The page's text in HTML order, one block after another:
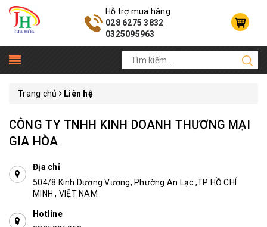
Hỗ trợ mua hàng
028 6275 3832
0325095963
Trang chủ Liên hệ
CÔNG TY TNHH KINH DOANH THƯƠNG MẠI
GIA HÒA
Địa chỉ
504/8 Kinh Dương Vương, Phường An Lạc ,TP HỒ CHÍ
MINH , VIỆT NAM
Hotline